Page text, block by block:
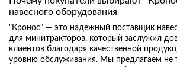
навесного оборудования
"Кронос" — это надежный поставщик
для минитракторов, который заслужил
клиентов благодаря качественной
уровню обслуживания. Мы предлагаем не